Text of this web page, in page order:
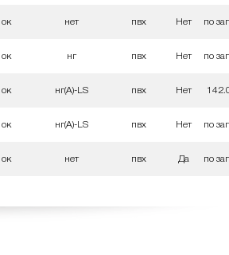
ок нет пвх Нет по
ок нг пвх Нет по
ок нг(A)-LS пвх Нет
ок нг(A)-LS пвх Нет по
ок нет пвх Да по